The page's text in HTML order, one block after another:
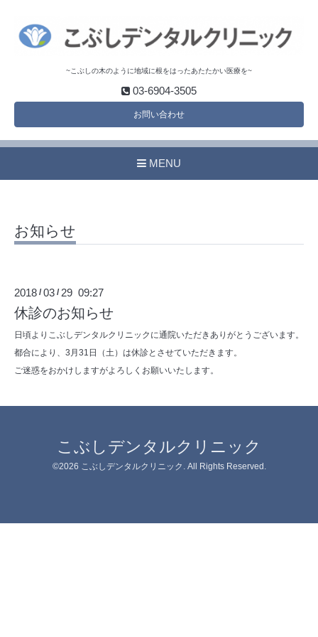
~こぶしの木のように地域に根をはったあたたかい医療を~
03-6904-3505
お問い合わせ
MENU
お知らせ
2018 /03 / 29 09:27
休診のお知らせ
日頃よりこぶしデンタルクリニックに通院いただきありがとうございます。
都合により、3月31日（土）は休診とさせていただきます。
ご迷惑をおかけしますがよろしくお願いいたします。
こぶしデンタルクリニック
©2026 こぶしデンタルクリニック . All Rights Reserved.